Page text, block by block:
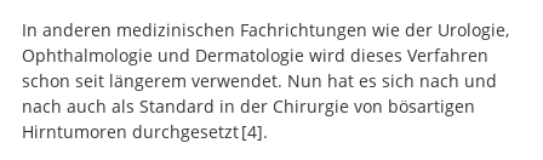
What is the
Surgical Benefit of Utilizing 5-ALA for Fluorescence-
Guided Surgery of Malignant Gliomas?
Extent of resection and
survival in glioblastoma multiforme: identification of
and adjustment for bias.
In anderen medizinischen Fachrichtungen wie der Urologie,
Ophthalmologie und Dermatologie wird dieses Verfahren
schon seit längerem verwendet. Nun hat es sich nach und
nach auch als Standard in der Chirurgie von bösartigen
Hirntumoren durchgesetzt 4 .